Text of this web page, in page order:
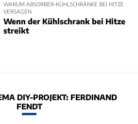
WARUM ABSORBER-KÜHLSCHRÄNKE BEI HITZE
VERSAGEN
Wenn der Kühlschrank bei Hitze
streikt
DIY-PROJEKT: FERDINAND
FENDT